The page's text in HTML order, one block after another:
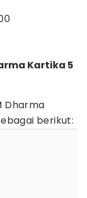
Kartika 5
Dharma
berikut: